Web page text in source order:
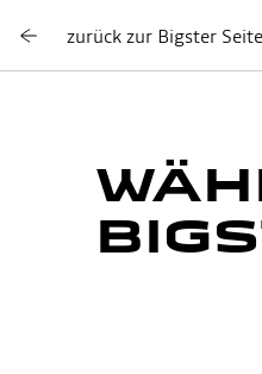
zurück zur Bigster Seite